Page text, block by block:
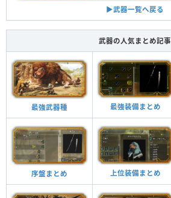
▶︎武器一覧へ戻る
武器の人気まとめ記事
最強武器種 最強装備まとめ
序盤まとめ 上位装備まとめ